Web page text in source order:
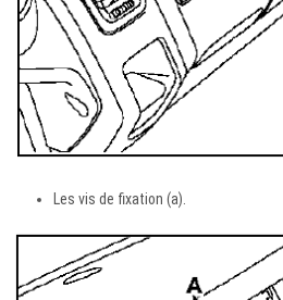
Les vis de fixation (a).